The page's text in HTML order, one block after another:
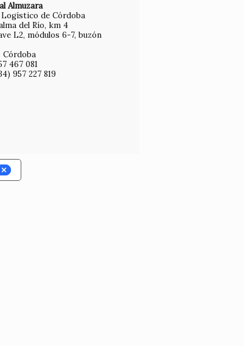
Almuzara
Logístico de Córdoba
del Río, km 4
L2, módulos 6-7, buzón
Córdoba
467 081
957 227 819